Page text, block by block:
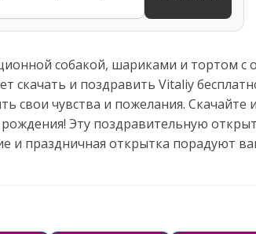
собакой, шариками и тортом с
и поздравить Vitaliy
свои чувства и пожелания. Скачайте
Эту поздравительную
и праздничная открытка порадуют